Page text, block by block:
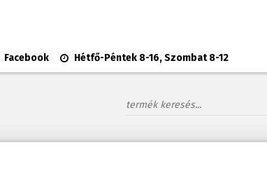
Facebook Hétfő-Péntek 8-16, Szombat 8-12